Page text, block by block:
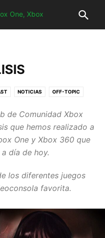
NOTICIAS OFF-TOPIC
SERIES X
de Comunidad Xbox
que hemos realizado a
One y Xbox 360 que
día de hoy.
los diferentes juegos
favorita.